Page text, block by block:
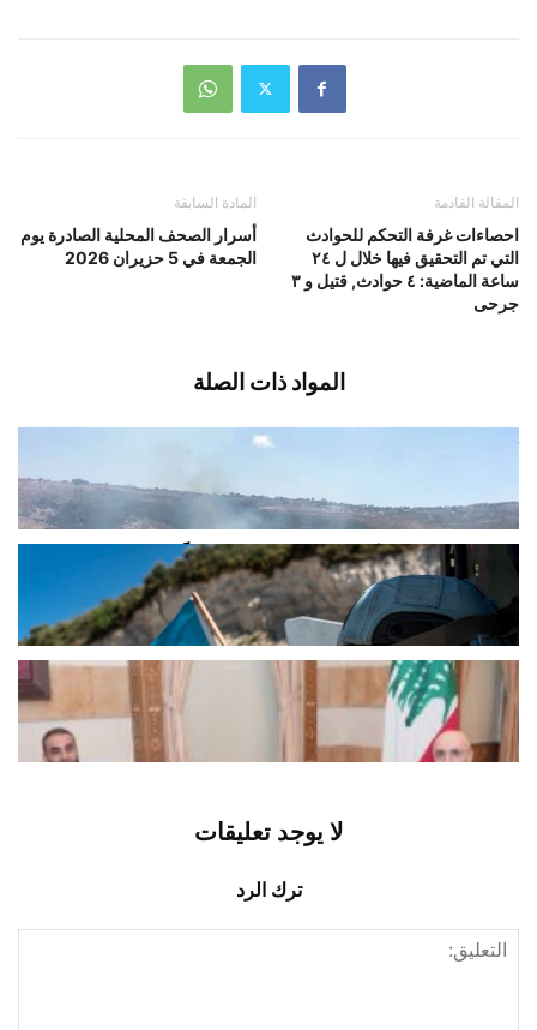
المادة السابقة
أسرار الصحف المحلية الصادرة يوم
الجمعة في 5 حزيران 2026
المقالة القادمة
احصاءات غرفة التحكم للحوادث
التي تم التحقيق فيها خلال ل ٢٤
ساعة الماضية: ٤ حوادث, قتيل و ٣
جرحى
المواد ذات الصلة
غضب في دير ميماس بعد إحراق بساتين
اخبار محلية
اليونيفيل: سجّلنا أمس إطلاق 113 مقذوفاً
من قبل الجيش الإسرائيلي في...
اخبار محلية أغسطس 6, 2026
الحجار: تبادل المعلومات مفتاح التنسيق
الأمني مع سوريا
اخبار محلية أغسطس 6, 2026
لا يوجد تعليقات
ترك الرد